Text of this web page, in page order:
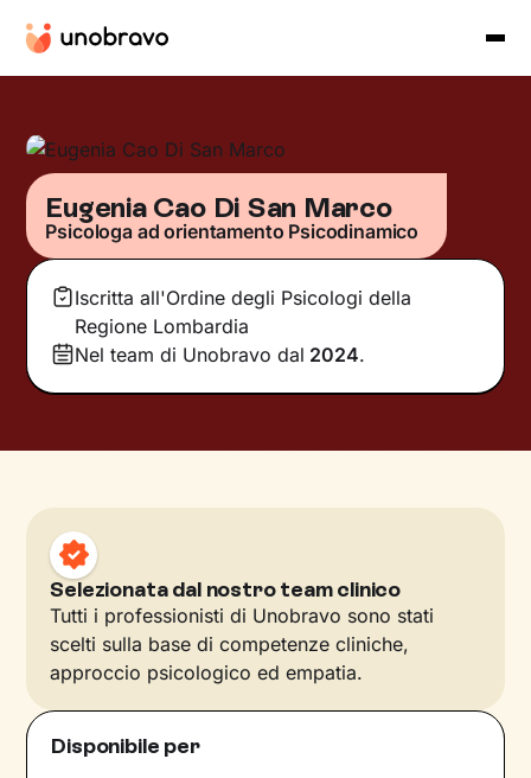
Eugenia Cao Di San Marco
Psicologa ad orientamento Psicodinamico
Iscritta all'Ordine degli Psicologi della
Regione Lombardia
Nel team di Unobravo dal 2024.
Selezionata dal nostro team clinico
Tutti i professionisti di Unobravo sono stati
scelti sulla base di competenze cliniche,
approccio psicologico ed empatia.
Disponibile per